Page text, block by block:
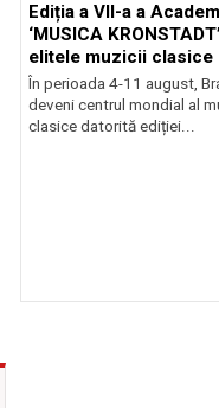
Ediția a VII-a a
‘MUSICA
elitele muzicii clasice
Brașov
În perioada 4-11 august,
deveni centrul mondial al
clasice datorită ediției...